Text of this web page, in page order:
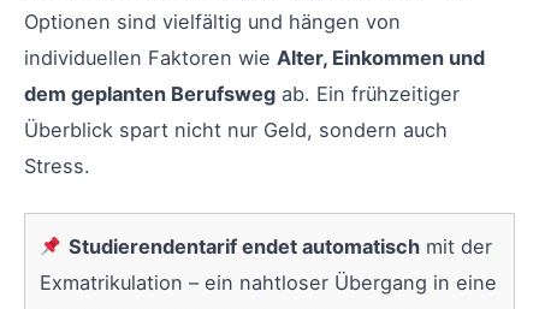
Optionen sind vielfältig und hängen von
individuellen Faktoren wie Alter, Einkommen und
dem geplanten Berufsweg ab. Ein frühzeitiger
Überblick spart nicht nur Geld, sondern auch
Stress.
Studierendentarif endet automatischmit der
Exmatrikulation – ein nahtloser Übergang in eine